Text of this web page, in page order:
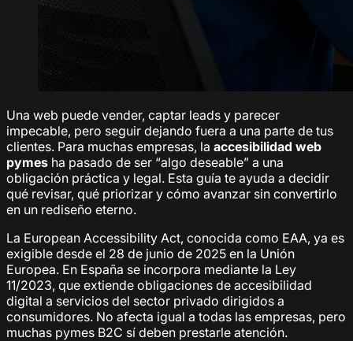
Una web puede vender, captar leads y parecer
impecable, pero seguir dejando fuera a una parte de tus
clientes. Para muchas empresas, la accesibilidad web
pymes ha pasado de ser “algo deseable” a una
obligación práctica y legal. Esta guía te ayuda a decidir
qué revisar, qué priorizar y cómo avanzar sin convertirlo
en un rediseño eterno.
La European Accessibility Act, conocida como EAA, ya es
exigible desde el 28 de junio de 2025 en la Unión
Europea. En España se incorpora mediante la Ley
11/2023, que extiende obligaciones de accesibilidad
digital a servicios del sector privado dirigidos a
consumidores. No afecta igual a todas las empresas, pero
muchas pymes B2C sí deben prestarle atención.